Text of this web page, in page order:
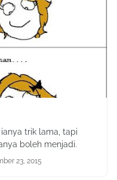
trik lama, tapi
boleh menjadi.
23, 2015